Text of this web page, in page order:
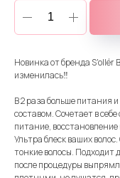
Новинка от бренда
изменилась‼️
В 2 раза больше питания
составом. Сочетает в
питание,
Ультра блеск ваших
тонкие волосы. Подходит
после процедуры